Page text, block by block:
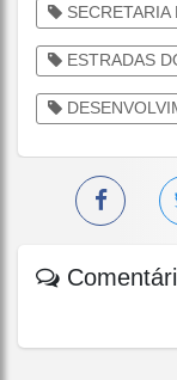
SECRETARIA
ESTRADAS